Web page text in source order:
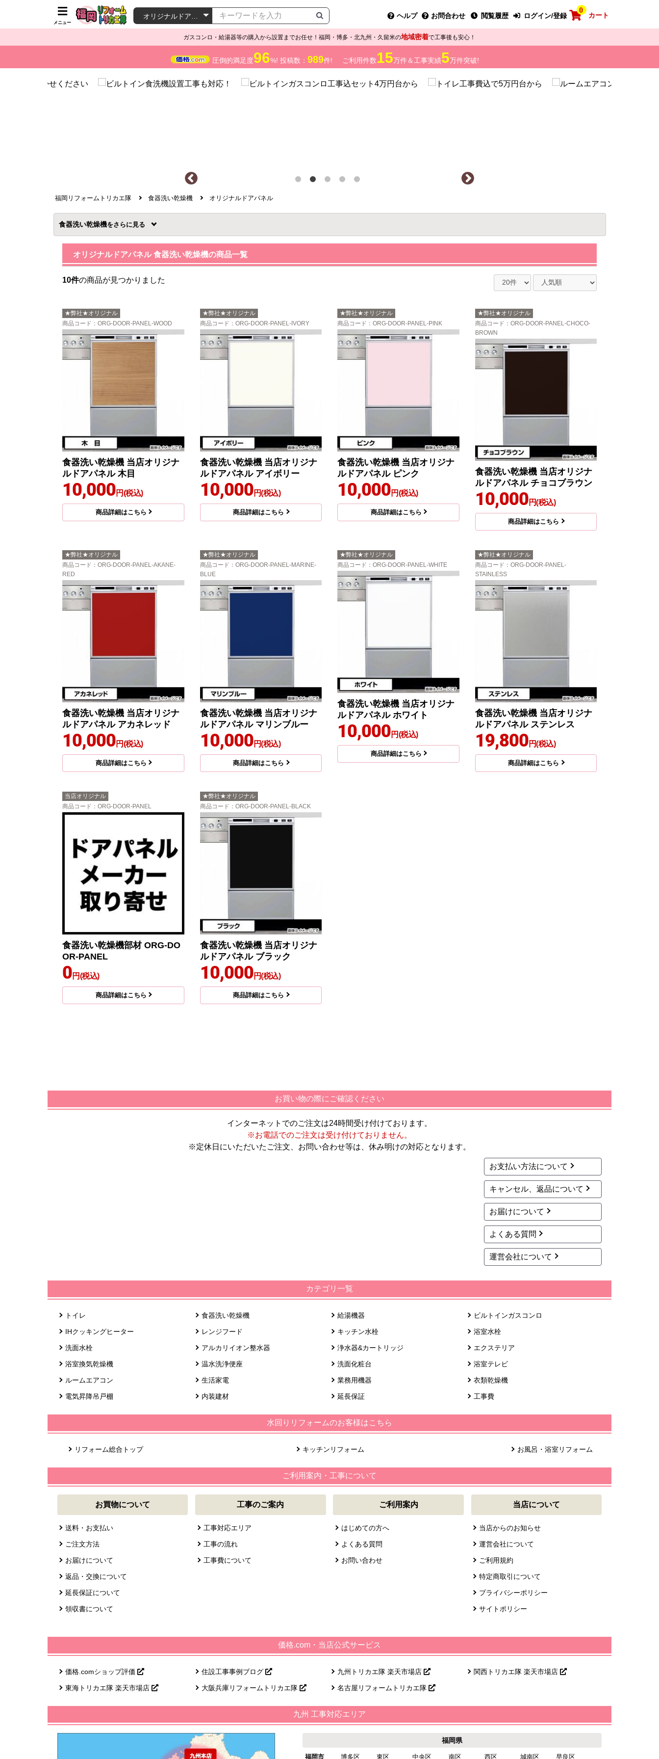
メニュー
ヘルプ お問合わせ 閲覧履歴 ログイン/登録
0
カート
ガスコンロ・給湯器等の購入から設置までお任せ！福岡・博多・北九州・久留米の地域密着で工事後も安心！
圧倒的満足度96%! 投稿数： 989件! ご利用件数15万件＆工事実績5万件突破!
福岡リフォームトリカエ隊 食器洗い乾燥機 オリジナルドアパネル
食器洗い乾燥機を
オリジナルドアパネル 食器洗い乾燥機の商品一覧
10件の商品が見つかりました
★弊社★オリジナル
商品コード ：ORG-DOOR-PANEL-WOOD
食器洗い乾燥機 当店オリジナ
ルドアパネル 木目
10,000円(税込)
商品詳細はこちら
★弊社★オリジナル
商品コード ：ORG-DOOR-PANEL-IVORY
食器洗い乾燥機 当店オリジナ
ルドアパネル アイボリー
10,000円(税込)
商品詳細はこちら
★弊社★オリジナル
商品コード ：ORG-DOOR-PANEL-PINK
食器洗い乾燥機 当店オリジナ
ルドアパネル ピンク
10,000円(税込)
商品詳細はこちら
★弊社★オリジナル
商品コード ：ORG-DOOR-PANEL-CHOCO-
BROWN
食器洗い乾燥機 当店オリジナ
ルドアパネル チョコブラウン
10,000円(税込)
商品詳細はこちら
★弊社★オリジナル
商品コード ：ORG-DOOR-PANEL-AKANE-
RED
食器洗い乾燥機 当店オリジナ
ルドアパネル アカネレッド
10,000円(税込)
商品詳細はこちら
★弊社★オリジナル
商品コード ：ORG-DOOR-PANEL-MARINE-
BLUE
食器洗い乾燥機 当店オリジナ
ルドアパネル マリンブルー
10,000円(税込)
商品詳細はこちら
★弊社★オリジナル
商品コード ：ORG-DOOR-PANEL-WHITE
食器洗い乾燥機 当店オリジナ
ルドアパネル ホワイト
10,000円(税込)
商品詳細はこちら
★弊社★オリジナル
商品コード ：ORG-DOOR-PANEL-
STAINLESS
食器洗い乾燥機 当店オリジナ
ルドアパネル ステンレス
19,800円(税込)
商品詳細はこちら
当店オリジナル
商品コード ：ORG-DOOR-PANEL
食器洗い乾燥機部材 ORG-DO
OR-PANEL
0円(税込)
商品詳細はこちら
★弊社★オリジナル
商品コード ：ORG-DOOR-PANEL-BLACK
食器洗い乾燥機 当店オリジナ
ルドアパネル ブラック
10,000円(税込)
商品詳細はこちら
お買い物の際にご確認ください
インターネットでのご注文は24時間受け付けております。
※お電話でのご注文は受け付けておりません。
※定休日にいただいたご注文、お問い合わせ等は、休み明けの対応となります。
お支払い方法について
キャンセル、返品について
お届けについて
よくある質問
運営会社について
カテゴリ一覧
トイレ 食器洗い乾燥機 給湯機器 ビルトインガスコンロ
IHクッキングヒーター レンジフード キッチン水栓 浴室水栓
洗面水栓 アルカリイオン整水器 浄水器&カートリッジ エクステリア
浴室換気乾燥機 温水洗浄便座 洗面化粧台 浴室テレビ
ルームエアコン 生活家電 業務用機器 衣類乾燥機
電気昇降吊戸棚 内装建材 延長保証 工事費
水回りリフォームのお客様はこちら
リフォーム総合トップ キッチンリフォーム お風呂・浴室リフォーム
ご利用案内・工事について
お買物について
送料・お支払い
ご注文方法
お届けについて
返品・交換について
延長保証について
領収書について
工事のご案内
工事対応エリア
工事の流れ
工事費について
ご利用案内
はじめての方へ
よくある質問
お問い合わせ
当店について
当店からのお知らせ
運営会社について
ご利用規約
特定商取引について
プライバシーポリシー
サイトポリシー
価格.com・当店公式サービス
価格.comショップ評価 住設工事事例ブログ 九州トリカエ隊 楽天市場店 関西トリカエ隊 楽天市場店
東海トリカエ隊 楽天市場店 大阪兵庫リフォームトリカエ隊 名古屋リフォームトリカエ隊
九州 工事対応エリア
福岡県
福岡市 博多区 東区 中央区 南区 西区 城南区 早良区